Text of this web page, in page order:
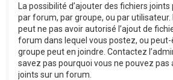
La possibilité d’ajouter des fichiers
par forum, par groupe, ou par utilisateur.
peut ne pas avoir autorisé l’ajout de
forum dans lequel vous postez, ou
groupe peut en joindre. Contactez
savez pas pourquoi vous ne pouvez pas
joints sur un forum.